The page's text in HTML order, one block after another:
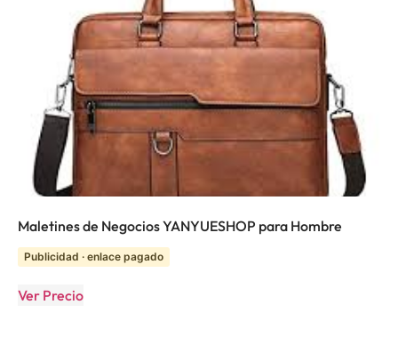
Maletines de Negocios YANYUESHOP para Hombre
Publicidad · enlace pagado
Ver Precio